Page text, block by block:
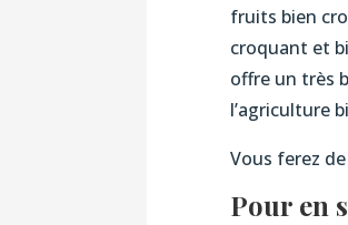
fruits bien
croquant et
offre un très
l’agriculture
Vous ferez
Pour en